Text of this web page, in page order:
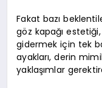
Fakat bazı
göz kapağı
gidermek için tek
ayakları, derin
yaklaşımlar